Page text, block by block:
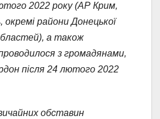
2022 року (АР Крим,
райони Донецької
а також
з громадянами,
після 24 лютого 2022
обставин